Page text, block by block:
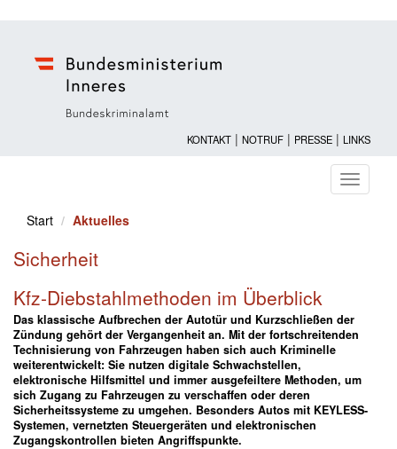
KONTAKT | NOTRUF | PRESSE | LINKS
ein-/
Start
Aktuelles
Sicherheit
Kfz-Diebstahlmethoden im Überblick
Das klassische Aufbrechen der Autotür und Kurzschließen der
Zündung gehört der Vergangenheit an. Mit der fortschreitenden
Technisierung von Fahrzeugen haben sich auch Kriminelle
weiterentwickelt: Sie nutzen digitale Schwachstellen,
elektronische Hilfsmittel und immer ausgefeiltere Methoden, um
sich Zugang zu Fahrzeugen zu verschaffen oder deren
Sicherheitssysteme zu umgehen. Besonders Autos mit KEYLESS-
Systemen, vernetzten Steuergeräten und elektronischen
Zugangskontrollen bieten Angriffspunkte.